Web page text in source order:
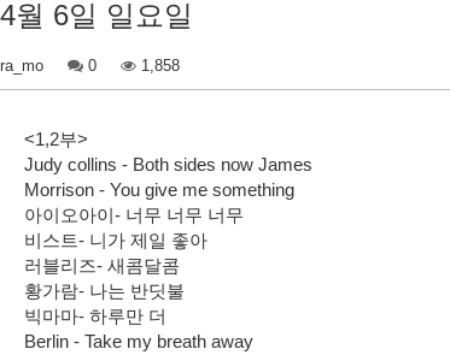
4월 6일 일요일
ra_mo 0 1,858
<1,2부>
Judy collins - Both sides now James
Morrison - You give me something
아이오아이- 너무 너무 너무
비스트- 니가 제일 좋아
러블리즈- 새콤달콤
황가람- 나는 반딧불
빅마마- 하루만 더
Berlin - Take my breath away